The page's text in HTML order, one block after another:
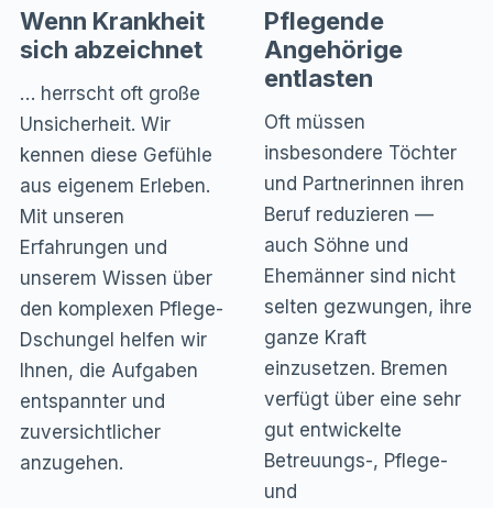
Wenn Krankheit
sich abzeichnet
… herrscht oft große
Unsicherheit. Wir
kennen diese Gefühle
aus eigenem Erleben.
Mit unseren
Erfahrungen und
unserem Wissen über
den komplexen Pflege-
Dschungel helfen wir
Ihnen, die Aufgaben
entspannter und
zuversichtlicher
anzugehen.
Pflegende
Angehörige
entlasten
Oft müssen
insbesondere Töchter
und Partnerinnen ihren
Beruf reduzieren —
auch Söhne und
Ehemänner sind nicht
selten gezwungen, ihre
ganze Kraft
einzusetzen. Bremen
verfügt über eine sehr
gut entwickelte
Betreuungs-, Pflege-
und